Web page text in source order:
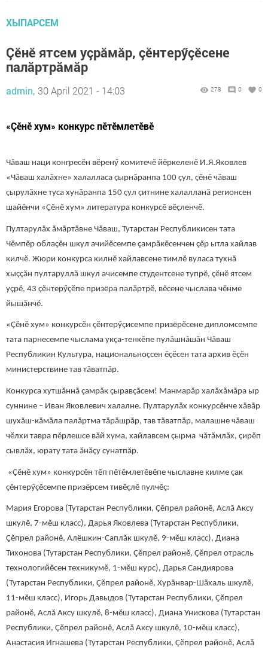
ХЫПАРСЕМ
Çӗнӗ ятсем уçрăмăр, çӗнтерӳçӗсене
палăртрăмăр
admin, 30 April 2021 - 14:03 278 0 0
«Çĕнĕ хум» конкурс пĕтĕмлетĕвĕ
Чăваш наци конгресĕн вĕренӳ комитечĕ йĕркеленĕ И.Я.Яковлев
«Чăваш халăхне» халалласа çырнăранпа 100 çул, çĕнĕ чăваш
çырулăхне туса хунăранпа 150 çул çитнине халалланă регионсен
шайĕнчи «Çĕнĕ хум» литература конкурсĕ вĕçленчĕ.
Пултарулăх ăмăртăвне Чăваш, Тутарстан Республикисен тата
Чĕмпĕр облаçĕн шкул ачийĕсемпе çамрăкĕсенчен çĕр ытла хайлав
килчĕ. Жюри конкурса килнĕ хайлавсене тимлĕ вуласа тухнă
хыççăн пултаруллă шкул ачисемпе студентсене тупрĕ, çĕнĕ ятсем
уçрĕ, 43 çĕнтерӳçĕпе призёра палăртрĕ, вĕсене чыслава чĕнме
йышăнчĕ.
«Çĕнĕ хум» конкурсĕн çĕнтерӳçисемпе призёрĕсене дипломсемпе
тата парнесемпе чыслама укçа-тенкĕпе пулăшнăшăн Чăваш
Республикин Культура, национальноçсен ĕçĕсен тата архив ĕçĕн
министерствине тав тăватпăр.
Конкурса хутшăннă çамрăк çыравçăсем! Манмарăр халăхăмăра ыр
суннине – Иван Яковлевич халалне. Пултарулăх конкурсĕнче хăвăр
шухăш-кăмăла палăртма тăрăшрăр, тав тăватпăр, малашне чăваш
чĕлхи тавра пĕрлешсе вăй хума, хайлавсем çырма чăтăмлăх, çирĕп
сывлăх, юрату тата ăнăçу сунатпăр.
«Çĕнĕ хум» конкурсĕн тĕп пĕтĕмлетĕвĕпе чыславне килме çак
çĕнтерӳçĕсемпе призёрсем тивĕçлĕ пулчĕç:
Мария Егорова (Тутарстан Республики, Çĕпрел районĕ, Аслă Аксу
шкулĕ, 7-мĕш класс), Дарья Яковлева (Тутарстан Республики,
Çĕпрел районĕ, Алёшкин-Саплăк шкулĕ, 9-мĕш класс), Диана
Тихонова (Тутарстан Республики, Çĕпрел районĕ, Çĕпрел отрасль
технологийĕсен техникумĕ, 1-мĕш курс), Дарья Сандиярова
(Тутарстан Республики, Çĕпрел районĕ, Хурăнвар-Шăхаль шкулĕ,
11-мĕш класс), Игорь Давыдов (Тутарстан Республики, Çĕпрел
районĕ, Аслă Аксу шкулĕ, 8-мĕш класс), Диана Унискова (Тутарстан
Республики, Çĕпрел районĕ, Аслă Аксу шкулĕ, 10-мĕш класс),
Анастасия Игнашева (Тутарстан Республики, Çĕпрел районĕ, Аслă